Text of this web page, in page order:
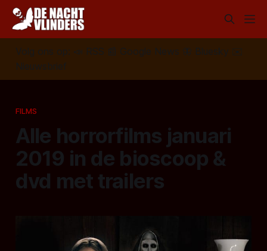
Volg ons op: 📣 RSS 📰 Google News 🦋 Bluesky
✉️
Nieuwsbrief
FILMS
Alle horrorfilms januari
2019 in de bioscoop &
dvd met trailers